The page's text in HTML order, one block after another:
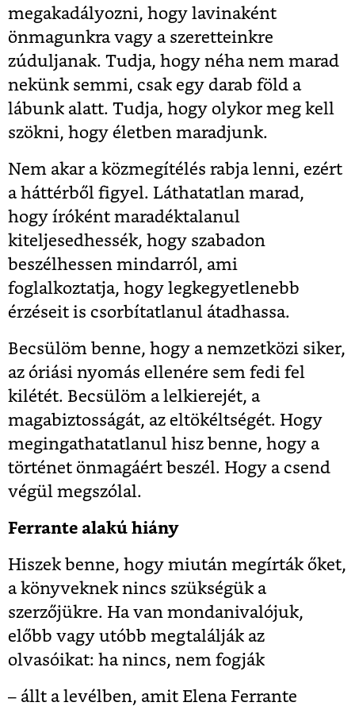
megakadályozni, hogy lavinaként
önmagunkra vagy a szeretteinkre
zúduljanak. Tudja, hogy néha nem marad
nekünk semmi, csak egy darab föld a
lábunk alatt. Tudja, hogy olykor meg kell
szökni, hogy életben maradjunk.
Nem akar a közmegítélés rabja lenni, ezért
a háttérből figyel. Láthatatlan marad,
hogy íróként maradéktalanul
kiteljesedhessék, hogy szabadon
beszélhessen mindarról, ami
foglalkoztatja, hogy legkegyetlenebb
érzéseit is csorbítatlanul átadhassa.
Becsülöm benne, hogy a nemzetközi siker,
az óriási nyomás ellenére sem fedi fel
kilétét. Becsülöm a lelkierejét, a
magabiztosságát, az eltökéltségét. Hogy
megingathatatlanul hisz benne, hogy a
történet önmagáért beszél. Hogy a csend
végül megszólal.
Ferrante alakú hiány
Hiszek benne, hogy miután megírták őket,
a könyveknek nincs szükségük a
szerzőjükre. Ha van mondanivalójuk,
előbb vagy utóbb megtalálják az
olvasóikat: ha nincs, nem fogják
– állt a levélben, amit Elena Ferrante